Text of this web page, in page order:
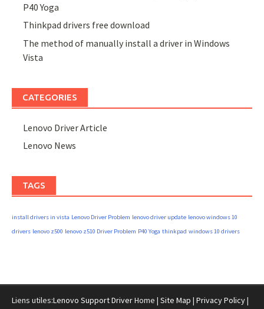
P40 Yoga
Thinkpad drivers free download
The method of manually install a driver in Windows
Vista
CATEGORIES
Lenovo Driver Article
Lenovo News
TAGS
install drivers in vista Lenovo Driver Problem lenovo driver update lenovo windows 10
drivers lenovo z500 lenovo z510 Driver Problem P40 Yoga thinkpad windows 10 drivers
Liens utiles:Lenovo Support DriverHome | Site Map | Privacy Policy|